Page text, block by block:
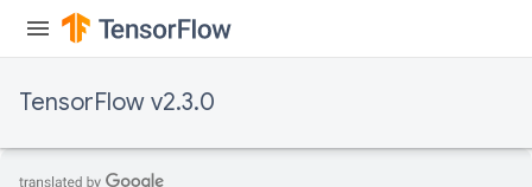
TensorFlow v2.3.0